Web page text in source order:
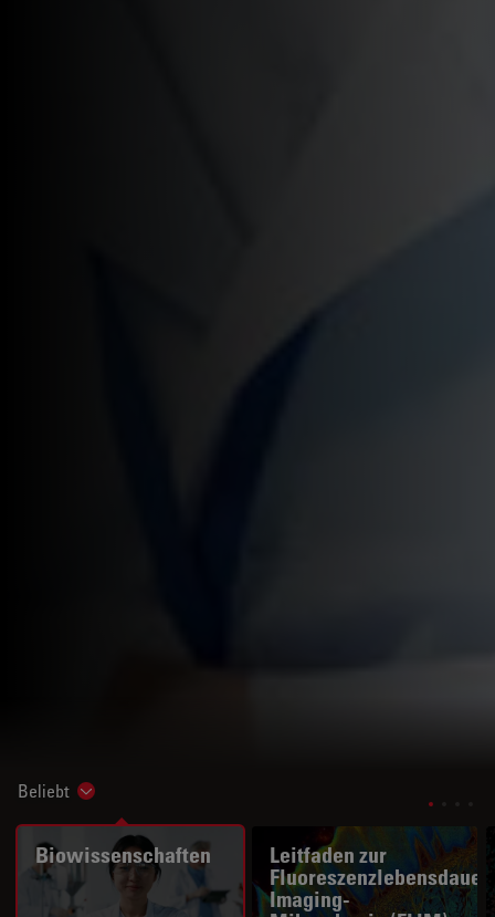
Beliebt Show subnavigation
Biowissenschaften
Leitfaden zur
Fluoreszenzlebensdauer-
Imaging-